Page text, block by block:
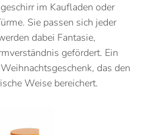
im Kaufladen oder
Sie passen sich jeder
dabei Fantasie,
gefördert. Ein
das den
Weise bereichert.